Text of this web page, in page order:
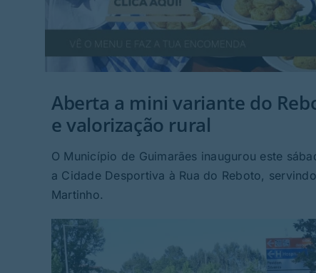
Aberta a mini variante do
e valorização rural
O Município de Guimarães inaugurou este
a Cidade Desportiva à Rua do Reboto,
Martinho.